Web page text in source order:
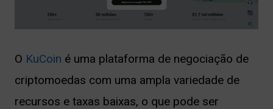
O KuCoin é uma plataforma de negociação de
criptomoedas com uma ampla variedade de
recursos e taxas baixas, o que pode ser